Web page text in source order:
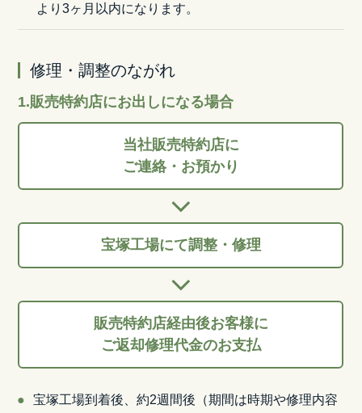
より3ヶ月以内になります。
修理・調整のながれ
1.販売特約店にお出しになる場合
当社販売特約店に
ご連絡・お預かり
宝塚工場にて調整・修理
販売特約店経由後お客様に
ご返却修理代金のお支払
宝塚工場到着後、約2週間後（期間は時期や修理内容